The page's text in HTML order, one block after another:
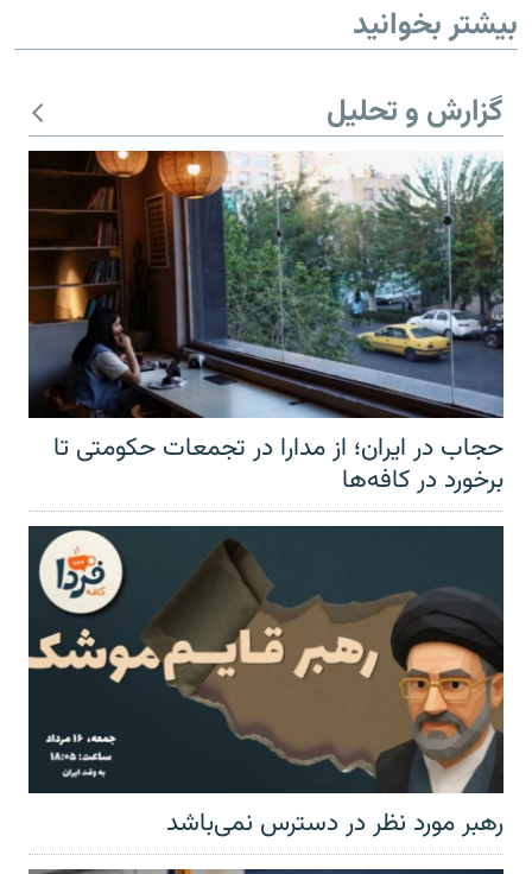
بیشتر بخوانید
گزارش و تحلیل
حجاب در ایران؛ از مدارا در تجمعات حکومتی تا
برخورد در کافه‌ها
رهبر مورد نظر در دسترس نمی‌باشد